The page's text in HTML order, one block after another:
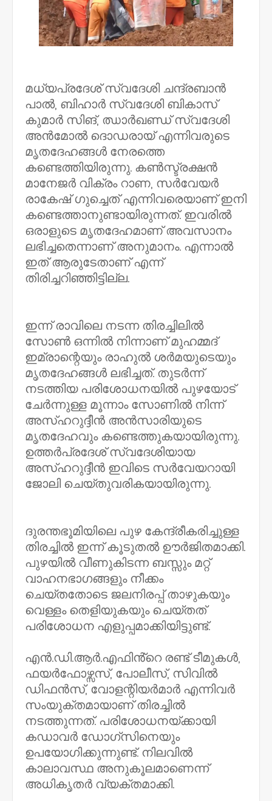
മധ്യപ്രദേശ് സ്വദേശി ചന്ദ്രബാൻ
പാൽ, ബിഹാർ സ്വദേശി ബികാസ്
കുമാർ സിങ്, ഝാർഖണ്ഡ് സ്വദേശി
അൻമോൽ ദൊഡരായ് എന്നിവരുടെ
മൃതദേഹങ്ങൾ നേരത്തെ
കണ്ടെത്തിയിരുന്നു. കൺസ്ട്രക്ഷൻ
മാനേജർ വിക്രം റാണ, സർവേയർ
രാകേഷ് ഗുച്ചെത് എന്നിവരെയാണ് ഇനി
കണ്ടെത്താനുണ്ടായിരുന്നത്. ഇവരിൽ
ഒരാളുടെ മൃതദേഹമാണ് അവസാനം
ലഭിച്ചതെന്നാണ് അനുമാനം. എന്നാൽ
ഇത് ആരുടേതാണ് എന്ന്
തിരിച്ചറിഞ്ഞിട്ടില്ല.
ഇന്ന് രാവിലെ നടന്ന തിരച്ചിലിൽ
സോൺ ഒന്നിൽ നിന്നാണ് മുഹമ്മദ്
ഇമ്രാന്റെയും രാഹുൽ ശർമയുടെയും
മൃതദേഹങ്ങൾ ലഭിച്ചത്. തുടർന്ന്
നടത്തിയ പരിശോധനയിൽ പുഴയോട്
ചേർന്നുള്ള മൂന്നാം സോണിൽ നിന്ന്
അസ്ഹറുദ്ദീൻ അൻസാരിയുടെ
മൃതദേഹവും കണ്ടെത്തുകയായിരുന്നു.
ഉത്തർപ്രദേശ് സ്വദേശിയായ
അസ്ഹറുദ്ദീൻ ഇവിടെ സർവേയറായി
ജോലി ചെയ്തുവരികയായിരുന്നു.
ദുരന്തഭൂമിയിലെ പുഴ കേന്ദ്രീകരിച്ചുള്ള
തിരച്ചിൽ ഇന്ന് കൂടുതൽ ഊർജിതമാക്കി.
പുഴയിൽ വീണുകിടന്ന ബസ്സും മറ്റ്
വാഹനഭാഗങ്ങളും നീക്കം
ചെയ്തതോടെ ജലനിരപ്പ് താഴുകയും
വെള്ളം തെളിയുകയും ചെയ്‌തത്‌
പരിശോധന എളുപ്പമാക്കിയിട്ടുണ്ട്.
എൻ.ഡി.ആർ.എഫിൻ്റെ രണ്ട് ടീമുകൾ,
ഫയർഫോഴ്സസ്, പോലീസ്, സിവിൽ
ഡിഫൻസ്, വോളന്റിയർമാർ എന്നിവർ
സംയുക്തമായാണ് തിരച്ചിൽ
നടത്തുന്നത്. പരിശോധനയ്ക്കായി
കഡാവർ ഡോഗ്‌സിനെയും
ഉപയോഗിക്കുന്നുണ്ട്. നിലവിൽ
കാലാവസ്ഥ അനുകൂലമാണെന്ന്
അധികൃതർ വ്യക്തമാക്കി.